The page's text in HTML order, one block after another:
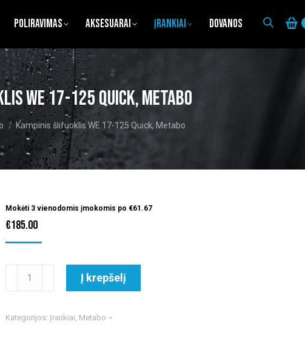
Poliravimas Aksesuarai Įrankiai Dovanos
WE 17-125 Quick, Metabo
Kampinis šlifuoklis WE 17-125 Quick, Metabo
Mokėti 3 vienodomis įmokomis po €61.67
€185.00
produkto
šlifuoklis
Į krepšelį
Kategorijos: Įrankiai, Metabo